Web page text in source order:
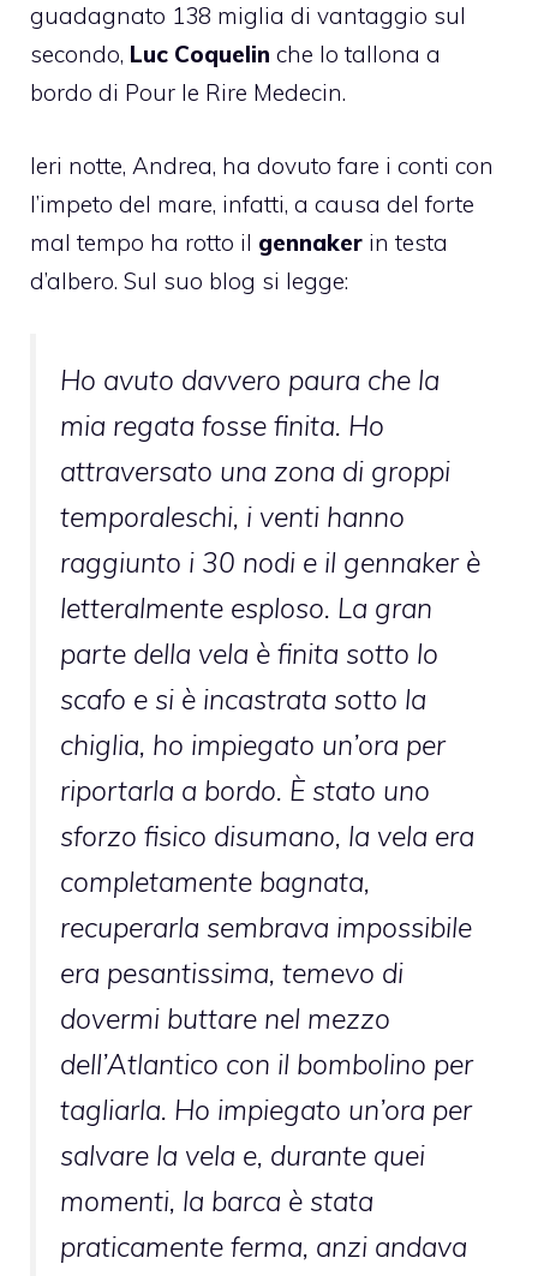
guadagnato 138 miglia di vantaggio sul
secondo, Luc Coquelin che lo tallona a
bordo di Pour le Rire Medecin.
Ieri notte, Andrea, ha dovuto fare i conti con
l’impeto del mare, infatti, a causa del forte
mal tempo ha rotto il gennaker in testa
d’albero. Sul suo blog si legge:
Ho avuto davvero paura che la
mia regata fosse finita. Ho
attraversato una zona di groppi
temporaleschi, i venti hanno
raggiunto i 30 nodi e il gennaker è
letteralmente esploso. La gran
parte della vela è finita sotto lo
scafo e si è incastrata sotto la
chiglia, ho impiegato un’ora per
riportarla a bordo. È stato uno
sforzo fisico disumano, la vela era
completamente bagnata,
recuperarla sembrava impossibile
era pesantissima, temevo di
dovermi buttare nel mezzo
dell’Atlantico con il bombolino per
tagliarla. Ho impiegato un’ora per
salvare la vela e, durante quei
momenti, la barca è stata
praticamente ferma, anzi andava